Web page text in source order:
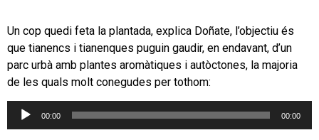
Un cop quedi feta la plantada, explica Doñate, l’objectiu és
que tianencs i tianenques puguin gaudir, en endavant, d’un
parc urbà amb plantes aromàtiques i autòctones, la majoria
de les quals molt conegudes per tothom:
Reproductor
00:00 00:00